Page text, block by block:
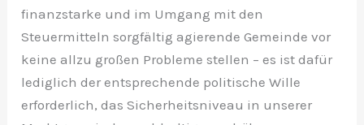
finanzstarke und im Umgang mit den
Steuermitteln sorgfältig agierende Gemeinde vor
keine allzu großen Probleme stellen – es ist dafür
lediglich der entsprechende politische Wille
erforderlich, das Sicherheitsniveau in unserer